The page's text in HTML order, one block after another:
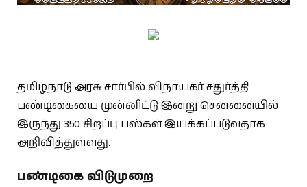
தமிழ்நாடு அரசு சார்பில் விநாயகர் சதுர்த்தி
பண்டிகையை முன்னிட்டு இன்று சென்னையில்
இருந்து 350 சிறப்பு பஸ்கள் இயக்கப்படுவதாக
அறிவித்துள்ளது.
பண்டிகை விடுமுறை